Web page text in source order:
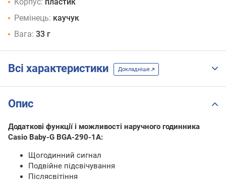
Корпус: пластик
Ремінець: каучук
Вага: 33 г
Всі характеристики Докладніше
Опис
Додаткові функції і можливості наручного годинника
Casio Baby-G BGA-290-1A:
Щогодинний сигнал
Подвійне підсвічування
Післясвітіння